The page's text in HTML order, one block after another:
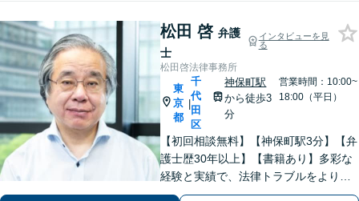
松田 啓 弁護
士
インタビューを見
る
松田啓法律事務所
東
京
都
|
千
代
田
区
神保町駅
から徒歩3
分
営業時間：10:00~
18:00（平日）
【初回相談無料】【神保町駅3分】【弁
護士歴30年以上】【書籍あり】多彩な
経験と実績で、法律トラブルをより良
い形で解決いたします。早めのご相談